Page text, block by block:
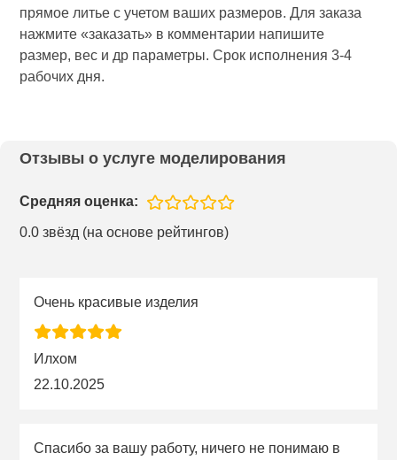
прямое литье с учетом ваших размеров. Для заказа
нажмите «заказать» в комментарии напишите
размер, вес и др параметры. Срок исполнения 3-4
рабочих дня.
Отзывы о услуге моделирования
Средняя оценка:
0.0 звёзд (на основе рейтингов)
Очень красивые изделия
Илхом
22.10.2025
Спасибо за вашу работу, ничего не понимаю в